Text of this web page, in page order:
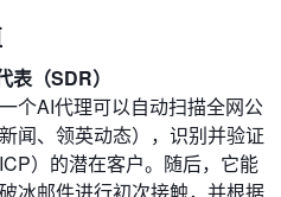
（SDR）
个AI代理可以自动扫描全网公
闻、领英动态），识别并验证
）的潜在客户。随后，它能